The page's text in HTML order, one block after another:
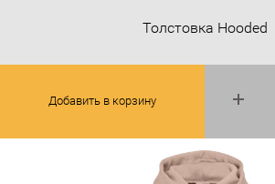
Толстовка Hooded
Добавить в корзину